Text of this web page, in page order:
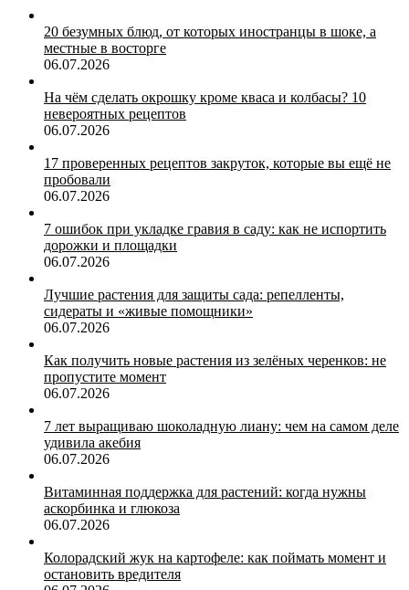
20 безумных блюд, от которых иностранцы в шоке, а
местные в восторге
06.07.2026
На чём сделать окрошку кроме кваса и колбасы? 10
невероятных рецептов
06.07.2026
17 проверенных рецептов закруток, которые вы ещё не
пробовали
06.07.2026
7 ошибок при укладке гравия в саду: как не испортить
дорожки и площадки
06.07.2026
Лучшие растения для защиты сада: репелленты,
сидераты и «живые помощники»
06.07.2026
Как получить новые растения из зелёных черенков: не
пропустите момент
06.07.2026
7 лет выращиваю шоколадную лиану: чем на самом деле
удивила акебия
06.07.2026
Витаминная поддержка для растений: когда нужны
аскорбинка и глюкоза
06.07.2026
Колорадский жук на картофеле: как поймать момент и
остановить вредителя